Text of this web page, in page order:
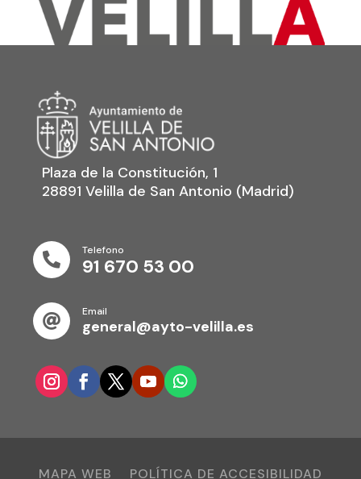
Plaza de la Constitución, 1
28891 Velilla de San Antonio (Madrid)

Telefono
91 670 53 00

Email
general@ayto-velilla.es
MAPA WEB POLÍTICA DE ACCESIBILIDAD